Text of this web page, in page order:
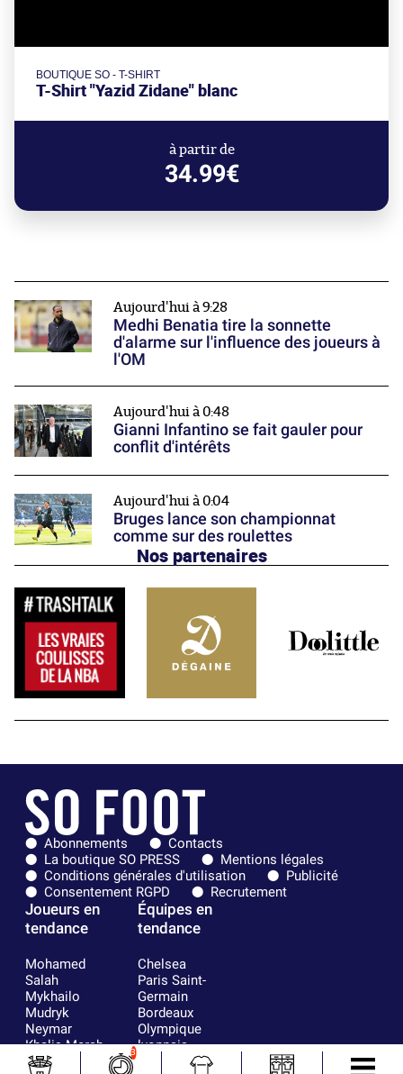
BOUTIQUE SO - T-SHIRT
T-Shirt "Yazid Zidane" blanc
à partir de
34.99€
Aujourd'hui à 9:28
Medhi Benatia tire la sonnette
d'alarme sur l'influence des joueurs à
l'OM
Aujourd'hui à 0:48
Gianni Infantino se fait gauler pour
conflit d'intérêts
Aujourd'hui à 0:04
Bruges lance son championnat
comme sur des roulettes
Nos partenaires
Abonnements
Contacts
La boutique SO PRESS
Mentions légales
Conditions générales d'utilisation
Publicité
Consentement RGPD
Recrutement
Joueurs en
tendance
Mohamed
Salah
Mykhailo
Mudryk
Neymar
Khalis Merah
Loïs Openda
Équipes en
tendance
Chelsea
Paris Saint-
Germain
Bordeaux
Olympique
lyonnais
3